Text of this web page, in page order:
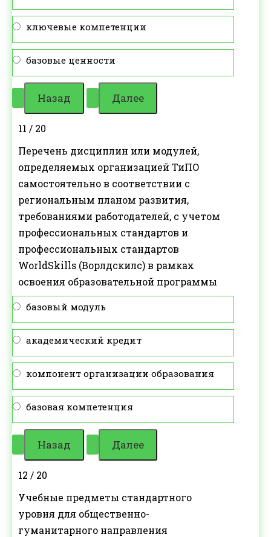
ключевые компетенции
базовые ценности
11 / 20
Перечень дисциплин или модулей,
определяемых организацией ТиПО
самостоятельно в соответствии с
региональным планом развития,
требованиями работодателей, с учетом
профессиональных стандартов и
профессиональных стандартов
WorldSkills (Ворлдскилс) в рамках
освоения образовательной программы
базовый модуль
академический кредит
компонент организации образования
базовая компетенция
12 / 20
Учебные предметы стандартного
уровня для общественно-
гуманитарного направления